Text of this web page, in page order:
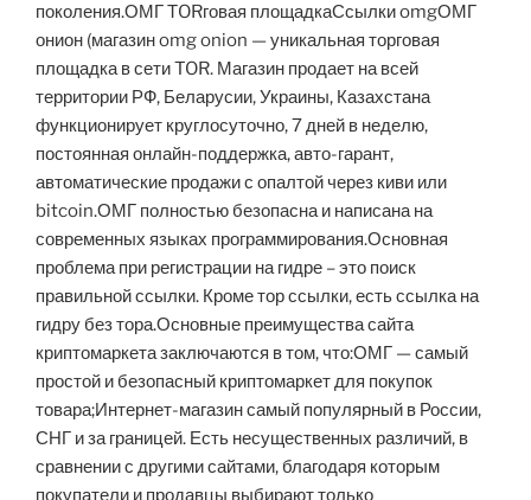
поколения.ОМГ ТORговая площадкаСсылки omgОМГ
онион (магазин omg onion — уникальная торговая
площадка в сети TOR. Магазин продает на всей
территории РФ, Беларусии, Украины, Казахстана
функционирует круглосуточно, 7 дней в неделю,
постоянная онлайн-поддержка, авто-гарант,
автоматические продажи с опалтой через киви или
bitcoin.ОМГ полностью безопасна и написана на
современных языках программирования.Основная
проблема при регистрации на гидре – это поиск
правильной ссылки. Кроме тор ссылки, есть ссылка на
гидру без тора.Основные преимущества сайта
криптомаркета заключаются в том, что:ОМГ — самый
простой и безопасный криптомаркет для покупок
товара;Интернет-магазин самый популярный в России,
СНГ и за границей. Есть несущественных различий, в
сравнении с другими сайтами, благодаря которым
покупатели и продавцы выбирают только